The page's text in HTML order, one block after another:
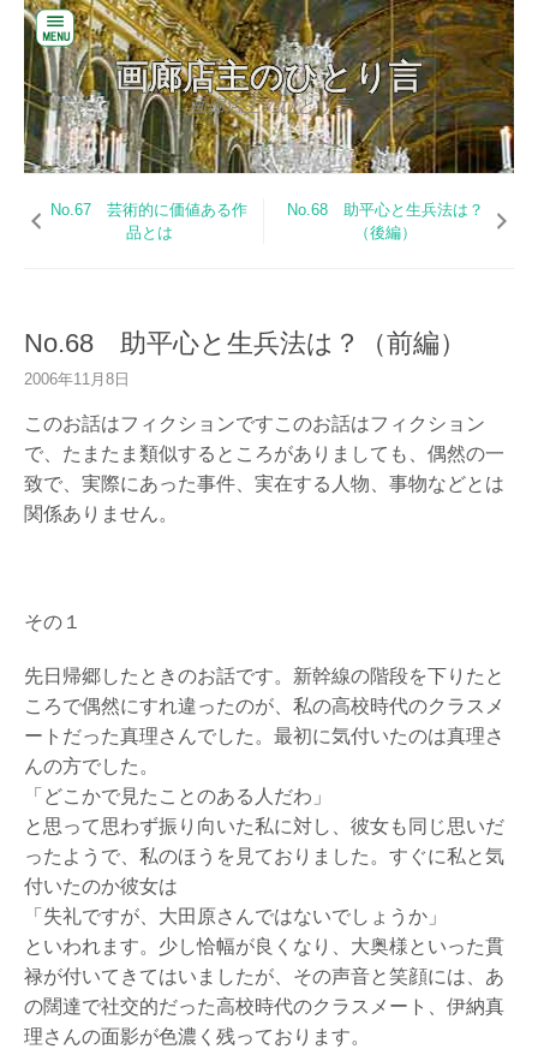
画廊店主のひとり言
画廊店主のひとり言
る
バ
ッ
い
だ
術
W
E
B
画
取
査
定
申
込
み
は
こ
ち
ら
No.67 芸術的に価値ある作
品とは
No.68 助平心と生兵法は？
（後編）
No.68 助平心と生兵法は？（前編）
2006年11月8日
このお話はフィクションですこのお話はフィクション
で、たまたま類似するところがありましても、偶然の一
致で、実際にあった事件、実在する人物、事物などとは
関係ありません。
その１
先日帰郷したときのお話です。新幹線の階段を下りたと
ころで偶然にすれ違ったのが、私の高校時代のクラスメ
ートだった真理さんでした。最初に気付いたのは真理さ
んの方でした。
「どこかで見たことのある人だわ」
と思って思わず振り向いた私に対し、彼女も同じ思いだ
ったようで、私のほうを見ておりました。すぐに私と気
付いたのか彼女は
「失礼ですが、大田原さんではないでしょうか」
といわれます。少し恰幅が良くなり、大奥様といった貫
禄が付いてきてはいましたが、その声音と笑顔には、あ
の闊達で社交的だった高校時代のクラスメート、伊納真
理さんの面影が色濃く残っております。